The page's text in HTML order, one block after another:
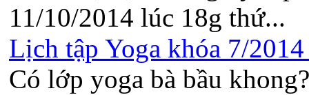
11/10/2014 lúc 18g thứ...
Lịch tập Yoga khóa 7/
Có lớp yoga bà bầu khong?